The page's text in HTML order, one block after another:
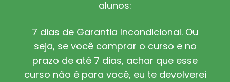
alunos:
7 dias de Garantia Incondicional. Ou
seja, se você comprar o curso e no
prazo de até 7 dias, achar que esse
curso não é para você, eu te devolverei